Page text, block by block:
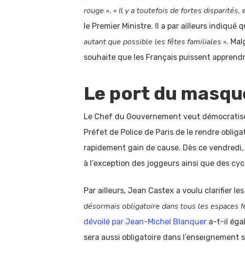
rouge ». « Il y a toutefois de fortes
le Premier Ministre. Il a par ailleurs indiqué
autant que possible les fêtes familiales ».
souhaite que les Français puissent
Le port du
Le Chef du Gouvernement veut
Préfet de Police de Paris de le rendre
rapidement gain de cause. Dès ce
à l’exception des joggeurs ainsi que des
Par ailleurs, Jean Castex a voulu clarifier
désormais obligatoire dans tous les espaces
dévoilé par Jean-Michel Blanquer a-t-il
sera aussi obligatoire dans